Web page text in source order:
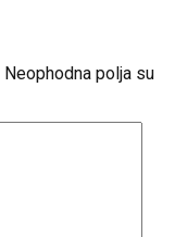
Neophodna polja su